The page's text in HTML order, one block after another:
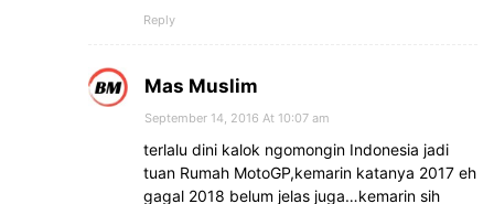
Reply
Mas Muslim
September 14, 2016 At 10:07 am
terlalu dini kalok ngomongin Indonesia jadi
tuan Rumah MotoGP,kemarin katanya 2017 eh
gagal 2018 belum jelas juga…kemarin sih